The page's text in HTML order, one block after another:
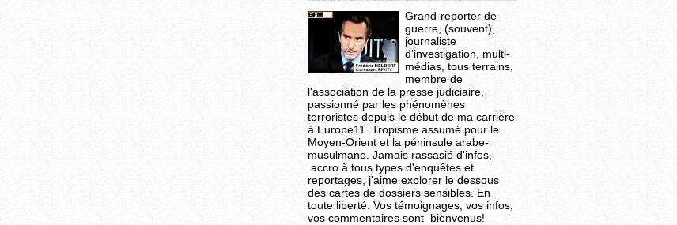
Grand-reporter de
guerre, (souvent),
journaliste
d'investigation, multi-
médias, tous terrains,
membre de
l'association de la presse judiciaire,
passionné par les phénomènes
terroristes depuis le début de ma carrière
à Europe11. Tropisme assumé pour le
Moyen-Orient et la péninsule arabe-
musulmane. Jamais rassasié d'infos,
accro à tous types d'enquêtes et
reportages, j'aime explorer le dessous
des cartes de dossiers sensibles. En
toute liberté. Vos témoignages, vos infos,
vos commentaires sont bienvenus!